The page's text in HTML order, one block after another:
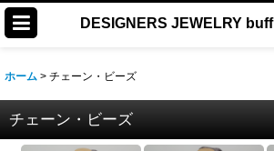
DESIGNERS JEWELRY buff
ホーム > チェーン・ビーズ
チェーン・ビーズ